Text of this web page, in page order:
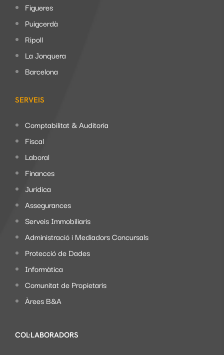
Figueres
Puigcerdà
Ripoll
La Jonquera
Barcelona
SERVEIS
Comptabilitat & Auditoria
Fiscal
Laboral
Finances
Jurídica
Assegurances
Serveis Immobiliaris
Administració i Mediadors Concursals
Protecció de Dades
Informàtica
Comunitat de Propietaris
Àrees B&A
COL·LABORADORS